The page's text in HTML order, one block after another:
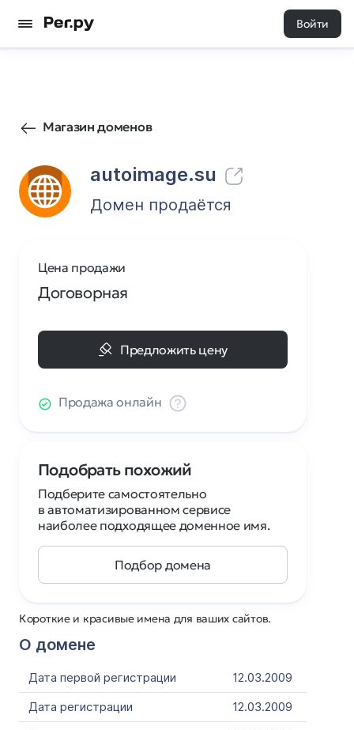
Войти
Магазин доменов
autoimage.su
20 0
Домен продаётся
Короткие и красивые имена для ваших сайтов.
О домене
Дата первой регистрации
12.03.2009
Дата регистрации
12.03.2009
Цена продажи
Договорная
Предложить цену
Продажа онлайн
Подобрать похожий
Подберите самостоятельно
в автоматизированном сервисе
наиболее подходящее доменное имя.
Подбор домена